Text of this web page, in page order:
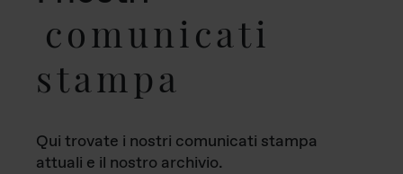
comunicati
stampa
Qui trovate i nostri comunicati stampa
attuali e il nostro archivio.